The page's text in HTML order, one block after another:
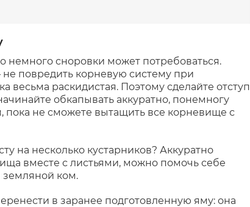
немного сноровки может потребоваться.
повредить корневую систему при
весьма раскидистая. Поэтому сделайте отступ
обкапывать аккуратно, понемногу
пока не сможете вытащить все корневище с
на несколько кустарников? Аккуратно
вместе с листьями, можно помочь себе
ком.
в заранее подготовленную яму: она